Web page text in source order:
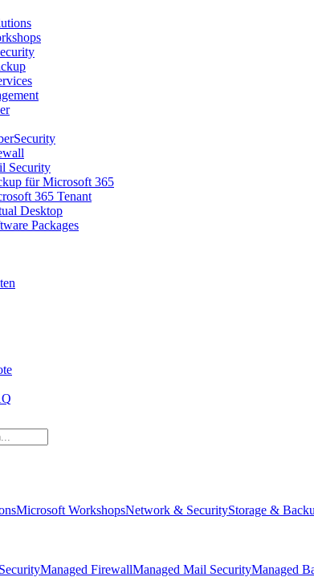
Security
für Microsoft 365
365 Tenant
Desktop
Packages
Microsoft WorkshopsNetwork & SecurityStorage &
Managed FirewallManaged Mail SecurityManaged